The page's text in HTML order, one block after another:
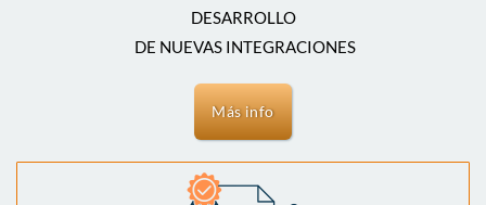
DESARROLLO
DE NUEVAS INTEGRACIONES
Más info